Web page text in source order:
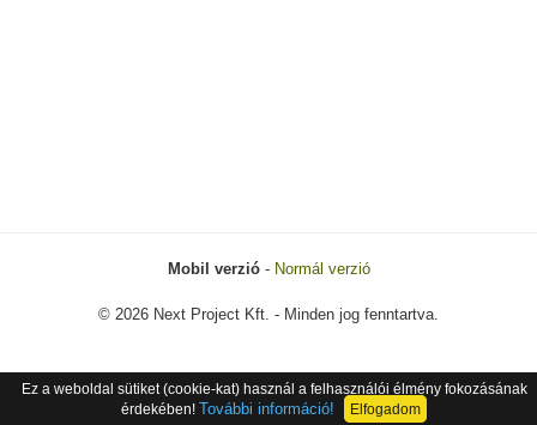
Mobil verzió- Normál verzió
© 2026 Next Project Kft. - Minden jog fenntartva.
Ez a weboldal sütiket (cookie-kat) használ a felhasználói élmény fokozásának
érdekében! További információ! Elfogadom